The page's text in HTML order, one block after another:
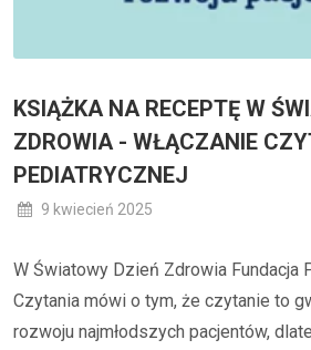
KSIĄŻKA NA RECEPTĘ W
ZDROWIA - WŁĄCZANIE
PEDIATRYCZNEJ
9 kwiecień 2025
W Światowy Dzień Zdrowia Fundacja
Czytania mówi o tym, że czytanie to
rozwoju najmłodszych pacjentów,